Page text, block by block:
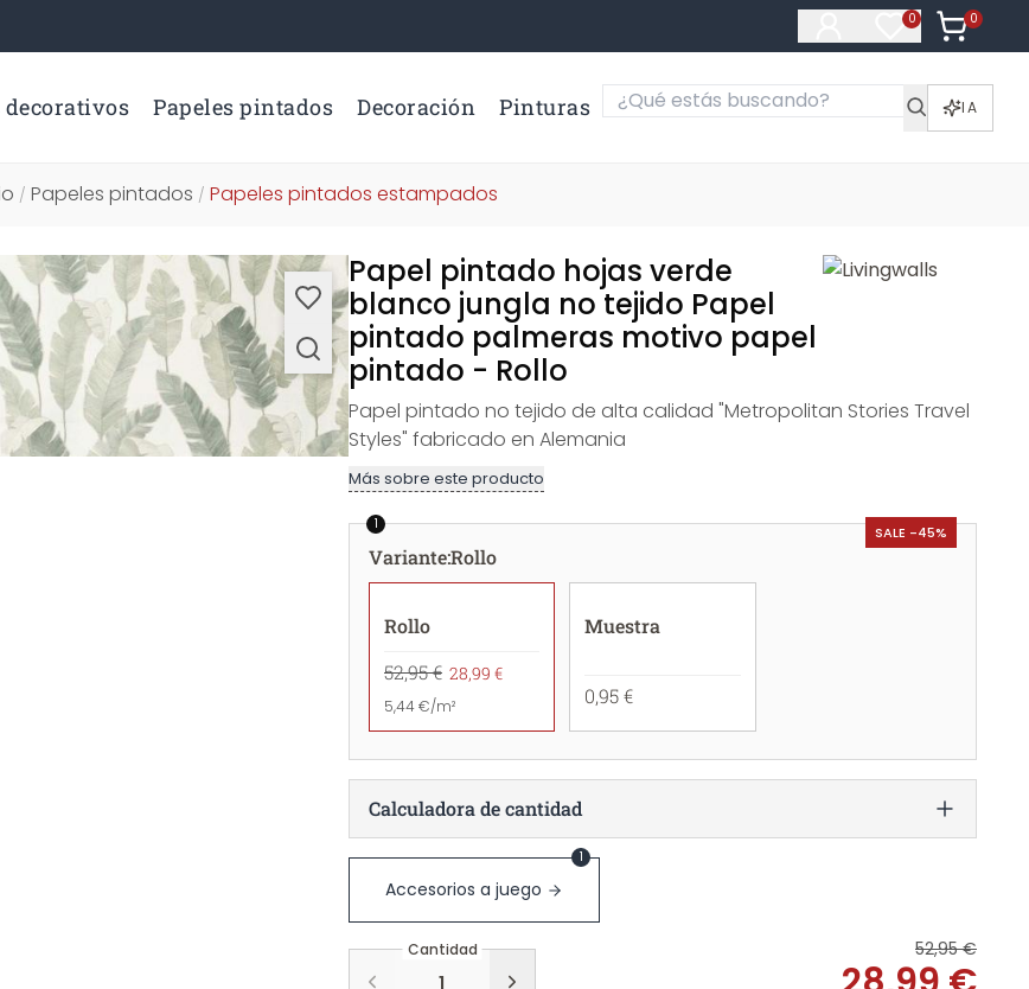
0
Artículos en
0
Artículos
Papeles pintados Decoración Pinturas IA
/ Papeles pintados / Papeles pintados estampados
Papel pintado hojas verde
blanco jungla no tejido Papel
pintado palmeras motivo papel
pintado - Rollo
Papel pintado no tejido de alta calidad "Metropolitan Stories Travel
Styles" fabricado en Alemania
Más sobre este producto
SALE -45%
1
Variante:Rollo
Rollo
52,95 € 28,99 €
5,44 €/m²
Muestra
0,95 €
Calculadora de cantidad
Accesorios a juego
1
Cantidad 52,95 €